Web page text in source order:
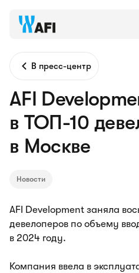
В пресс-центр
AFI
в ТОП-10
в Москве
Новости
AFI Development заняла
девелоперов по объему
в 2024 году.
Компания ввела в